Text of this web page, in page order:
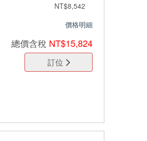
NT$8,542
價格明細
總價含稅 NT$15,824
訂位